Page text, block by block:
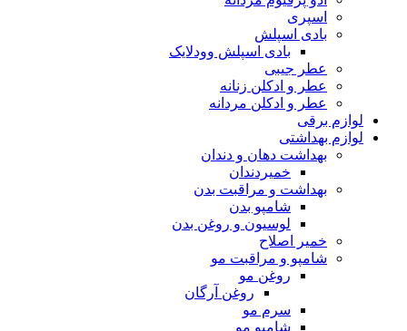
اسپری
بادی اسپلش
بادی اسپلش وودلایک
عطر جیبی
عطر و ادکلن زنانه
عطر و ادکلن مردانه
لوازم برقی
لوازم بهداشتی
بهداشت دهان و دندان
خمیردندان
بهداشت و مراقبت بدن
شامپو بدن
لوسیون و روغن بدن
خمیر اصلاح
شامپو و مراقبت مو
روغن مو
روغن آرگان
سرم مو
شامپو مو